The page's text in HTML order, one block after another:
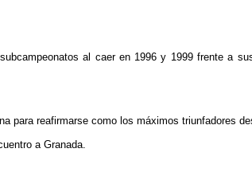
al caer en 1996 y 1999 frente a
para reafirmarse como los máximos triunfadores
a Granada.